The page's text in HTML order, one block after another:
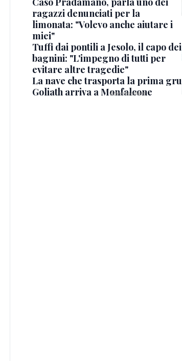
ragazzi denunciati per la
limonata: "Volevo anche aiutare i
miei"
Tuffi dai pontili a Jesolo, il capo dei
bagnini: "L'impegno di tutti per
evitare altre tragedie"
La nave che trasporta la prima gru
Goliath arriva a Monfalcone